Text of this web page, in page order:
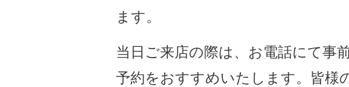
ます。
当日ご来店の際は、お電話にて事
予約をおすすめいたします。 皆様